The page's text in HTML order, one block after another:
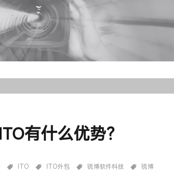
有什么优势？
ITO ITO外包 锐博软件科技 锐博